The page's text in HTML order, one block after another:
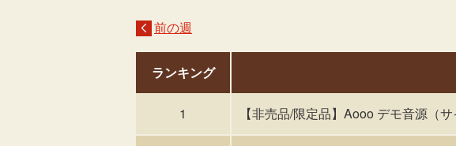
前の週
ランキング
1 【非売品/限定品】Aooo デモ音源（